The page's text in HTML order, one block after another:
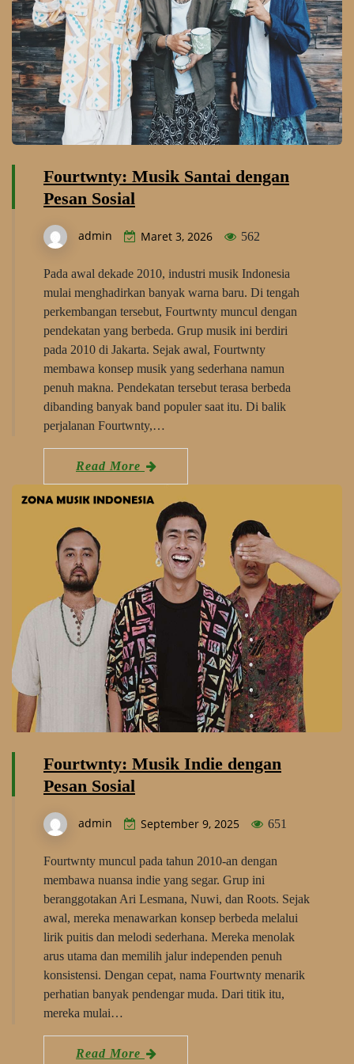
Fourtwnty: Musik Santai dengan
Pesan Sosial
admin Maret 3, 2026 562
Pada awal dekade 2010, industri musik Indonesia
mulai menghadirkan banyak warna baru. Di tengah
perkembangan tersebut, Fourtwnty muncul dengan
pendekatan yang berbeda. Grup musik ini berdiri
pada 2010 di Jakarta. Sejak awal, Fourtwnty
membawa konsep musik yang sederhana namun
penuh makna. Pendekatan tersebut terasa berbeda
dibanding banyak band populer saat itu. Di balik
perjalanan Fourtwnty,…
Read More
Fourtwnty: Musik Indie dengan
Pesan Sosial
admin September 9, 2025 651
Fourtwnty muncul pada tahun 2010-an dengan
membawa nuansa indie yang segar. Grup ini
beranggotakan Ari Lesmana, Nuwi, dan Roots. Sejak
awal, mereka menawarkan konsep berbeda melalui
lirik puitis dan melodi sederhana. Mereka menolak
arus utama dan memilih jalur independen penuh
konsistensi. Dengan cepat, nama Fourtwnty menarik
perhatian banyak pendengar muda. Dari titik itu,
mereka mulai…
Read More